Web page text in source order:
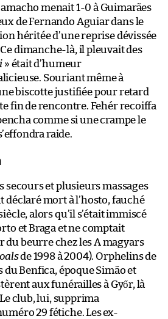
menait 1-0 à Guimarães
de Fernando Aguiar dans le
héritée d’une reprise dévissée
dimanche-là, il pleuvait des
» était d’humeur
Souriant même à
biscotte justifiée pour retard
fin de rencontre. Fehér recoiffa
comme si une crampe le
raide.
secours et plusieurs massages
déclaré mort à l’hosto, fauché
alors qu’il s’était immiscé
et Braga et ne comptait
du beurre chez les A magyars
de 1998 à 2004). Orphelins de
Benfica, époque Simão et
aux funérailles à Győr, là
club, lui, supprima
29 fétiche. Les ex-